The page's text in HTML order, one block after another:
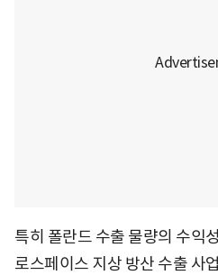
특히 폴란드 수출 물량의 수익
로스페이스 지상 방산 수출 사